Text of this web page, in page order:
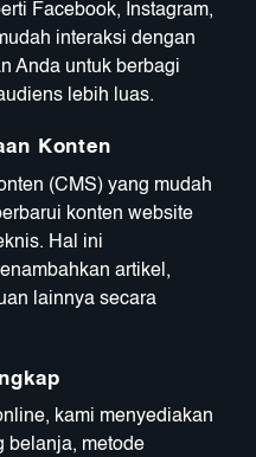
Facebook, Instagram,
interaksi dengan
Anda untuk berbagi
lebih luas.
Konten
(CMS) yang mudah
konten website
Hal ini
artikel,
lainnya secara
kami menyediakan
belanja, metode